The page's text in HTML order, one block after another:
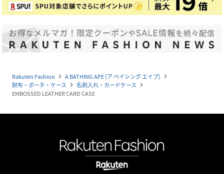
Rakuten Fashion navigate_next A BATHING APE (ア ベイシング エイプ) navigate_next
財布・ポーチ・ケース navigate_next 名刺入れ・カードケース navigate_next
EMBOSSED LEATHER CARD CASE